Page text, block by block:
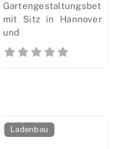
Gartengestaltungsbetrieb
mit Sitz in Hannover
und
Ladenbau